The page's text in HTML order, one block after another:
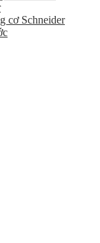
cơ Schneider